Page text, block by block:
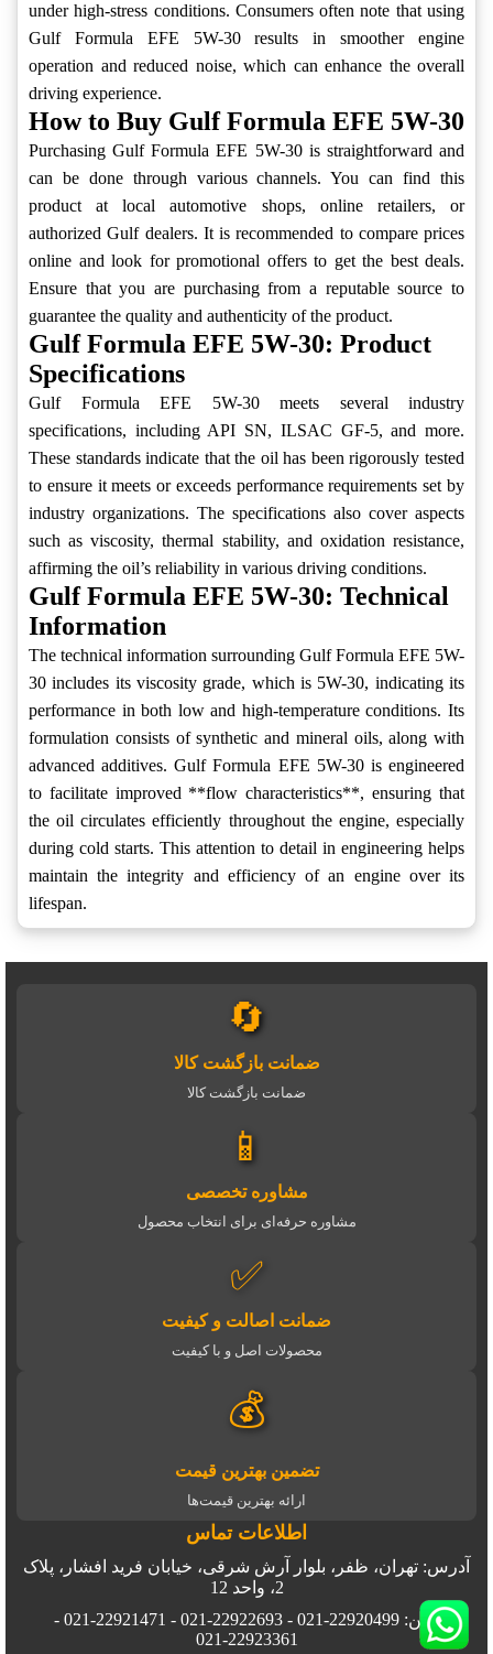
under high-stress conditions. Consumers often note that using
Gulf Formula EFE 5W-30 results in smoother engine
operation and reduced noise, which can enhance the overall
driving experience.
How to Buy Gulf Formula EFE 5W-30
Purchasing Gulf Formula EFE 5W-30 is straightforward and
can be done through various channels. You can find this
product at local automotive shops, online retailers, or
authorized Gulf dealers. It is recommended to compare prices
online and look for promotional offers to get the best deals.
Ensure that you are purchasing from a reputable source to
guarantee the quality and authenticity of the product.
Gulf Formula EFE 5W-30: Product
Specifications
Gulf Formula EFE 5W-30 meets several industry
specifications, including API SN, ILSAC GF-5, and more.
These standards indicate that the oil has been rigorously tested
to ensure it meets or exceeds performance requirements set by
industry organizations. The specifications also cover aspects
such as viscosity, thermal stability, and oxidation resistance,
affirming the oil’s reliability in various driving conditions.
Gulf Formula EFE 5W-30: Technical
Information
The technical information surrounding Gulf Formula EFE 5W-
30 includes its viscosity grade, which is 5W-30, indicating its
performance in both low and high-temperature conditions. Its
formulation consists of synthetic and mineral oils, along with
advanced additives. Gulf Formula EFE 5W-30 is engineered
to facilitate improved **flow characteristics**, ensuring that
the oil circulates efficiently throughout the engine, especially
during cold starts. This attention to detail in engineering helps
maintain the integrity and efficiency of an engine over its
lifespan.
🔄
ضمانت بازگشت کالا
ضمانت بازگشت کالا
📱
مشاوره تخصصی
مشاوره حرفه‌ای برای انتخاب محصول
✅
ضمانت اصالت و کیفیت
محصولات اصل و با کیفیت
💰
تضمین بهترین قیمت
ارائه بهترین قیمت‌ها
اطلاعات تماس
آدرس: تهران، ظفر، بلوار آرش شرقی، خیابان فرید افشار، پلاک
2، واحد 12
تلفن: 22920499-021 - 22922693-021 - 22921471-021 -
22923361-021